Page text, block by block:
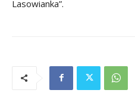
Lasowianka”.